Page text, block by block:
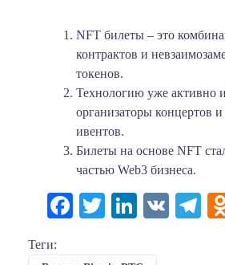
NFT билеты – это
контрактов и
токенов.
Технологию уже активно
организаторы концертов
ивентов.
Билеты на основе NFT
частью Web3 бизнеса.
Facebook
Twitter VK
Теги: